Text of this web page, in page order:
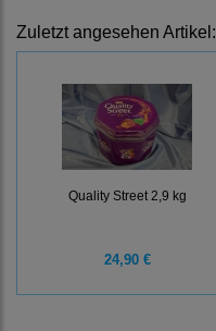
Zuletzt angesehen Artikel:
Quality Street 2,9 kg
24,90 €